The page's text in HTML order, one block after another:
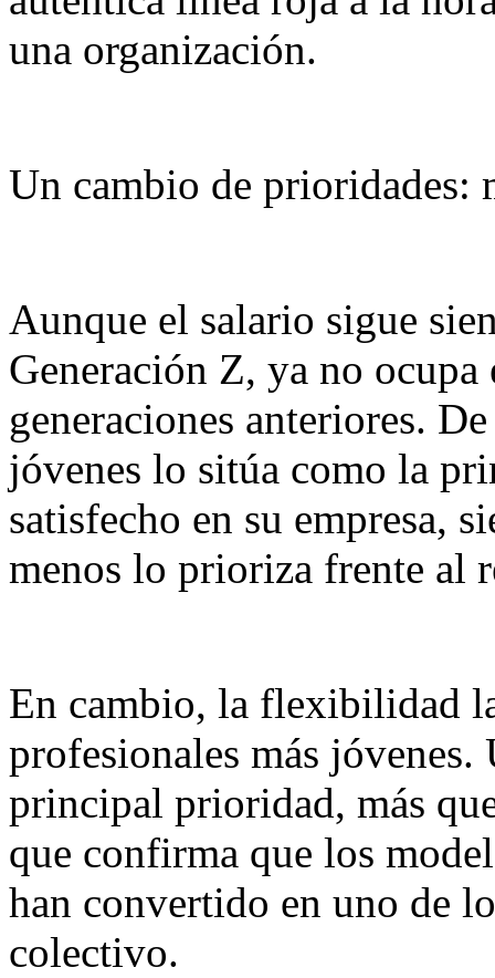
una organización.
Un cambio de prioridades:
Aunque el salario sigue
Generación Z, ya no
generaciones anteriores.
jóvenes lo sitúa como la
satisfecho en su empresa,
menos lo prioriza frente al
En cambio, la flexibilidad
profesionales más
principal prioridad, más
que confirma que los
han convertido en uno de
colectivo.